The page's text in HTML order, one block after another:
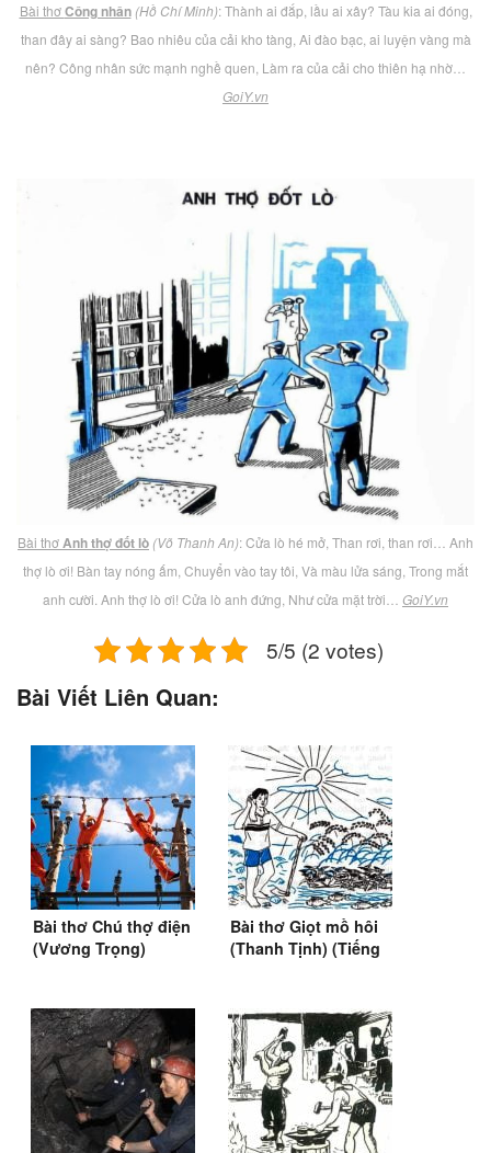
Bài thơCông nhân (Hồ Chí Minh): Thành ai đắp, lầu ai xây? Tàu kia ai đóng,
than đây ai sàng? Bao nhiêu của cải kho tàng, Ai đào bạc, ai luyện vàng mà
nên? Công nhân sức mạnh nghề quen, Làm ra của cải cho thiên hạ nhờ…
GoiY.vn
Bài thơAnh thợ đốt lò (Võ Thanh An): Cửa lò hé mở, Than rơi, than rơi… Anh
thợ lò ơi! Bàn tay nóng ấm, Chuyển vào tay tôi, Và màu lửa sáng, Trong mắt
anh cười. Anh thợ lò ơi! Cửa lò anh đứng, Như cửa mặt trời… GoiY.vn
5/5 (2 votes)
Bài Viết Liên Quan:
Bài thơ Chú thợ điện
(Vương Trọng)
Bài thơ Giọt mồ hôi
(Thanh Tịnh) (Tiếng